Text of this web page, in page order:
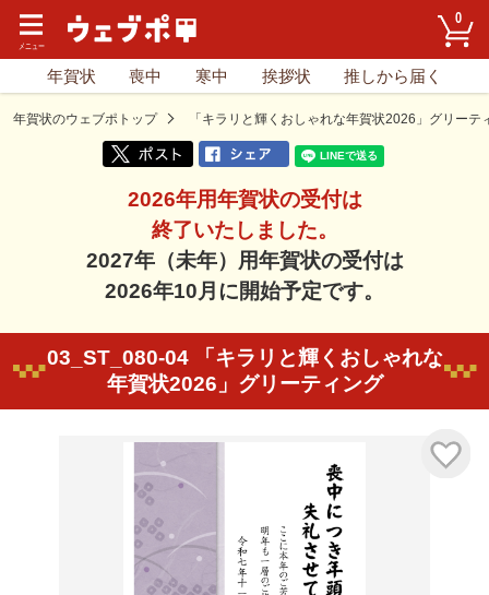
0
年賀状 喪中 寒中 挨拶状 推しから届く
年賀状のウェブポトップ 「キラリと輝くおしゃれな年賀状2026」グリーテ
2026年用年賀状の受付は
終了いたしました。
2027年（未年）用年賀状の受付は
2026年10月に開始予定です。
03_ST_080-04 「キラリと輝くおしゃれな
年賀状2026」グリーティング